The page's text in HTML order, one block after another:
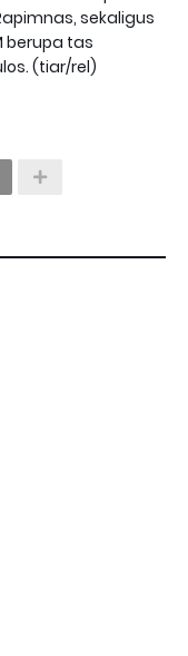
sekaligus
berupa tas
(tiar/rel)